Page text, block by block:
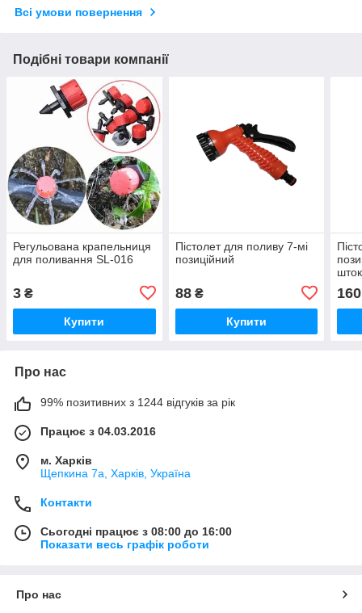
Всі умови повернення
Подібні товари компанії
Регульована крапельниця
для поливання SL-016
3 ₴
Купити
Пістолет для поливу 7-мі
позиційний
88₴
Купити
160
Про нас
99% позитивних з 1244 відгуків за рік
Працює з 04.03.2016
м. Харків
Щепкина 7а, Харків, Україна
Контакти
Сьогодні працює з 08:00 до 16:00
Показати весь графік роботи
Про нас